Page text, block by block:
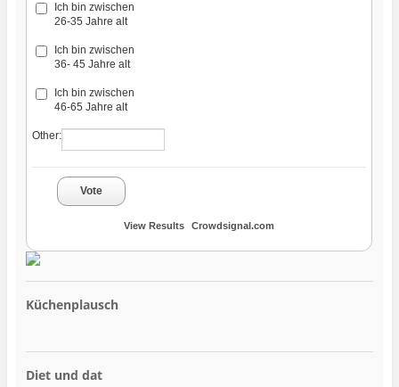
Ich bin zwischen
26-35 Jahre alt
Ich bin zwischen
36- 45 Jahre alt
Ich bin zwischen
46-65 Jahre alt
Other:
Vote
View Results Crowdsignal.com
Küchenplausch
Diet und dat